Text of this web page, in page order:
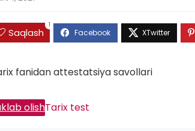
Saqlash
1
fanidan attestatsiya savollari
olishTarix test